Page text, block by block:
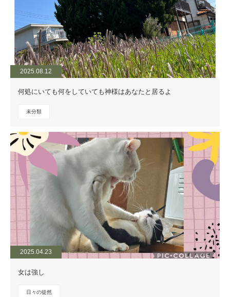
2025.08.12
何処にいても何をしていても神様はあなたと居るよ
未分類
2025.04.23
女は強し
日々の徒然